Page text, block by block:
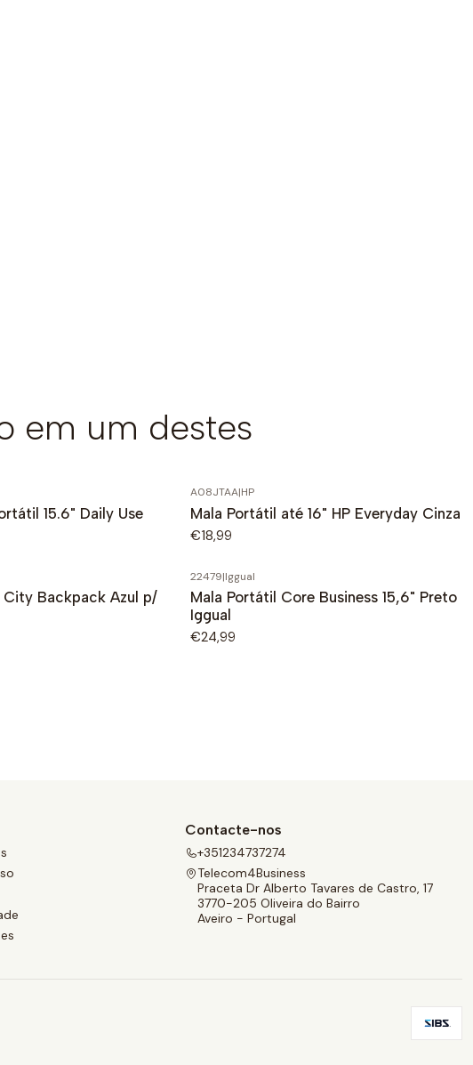
em um destes
15.6" Daily Use
A08JTAA|HP
Mala Portátil até 16" HP Everyday Cinza
€18,99
City Backpack Azul p/
22479|Iggual
Mala Portátil Core Business 15,6" Preto
Iggual
€24,99
Contacte-nos
+351234737274
Telecom4Business
Praceta Dr Alberto Tavares de Castro, 17
3770-205 Oliveira do Bairro
Aveiro - Portugal